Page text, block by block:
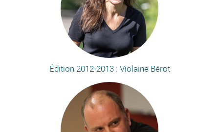
Édition 2012-2013 : Violaine Bérot